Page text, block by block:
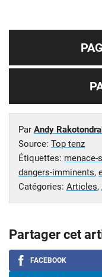
Par Andy
Source: Top tenz
Étiquettes: menace-
dangers-imminents,
Catégories: Articles,
Partager cet
FACEBOOK